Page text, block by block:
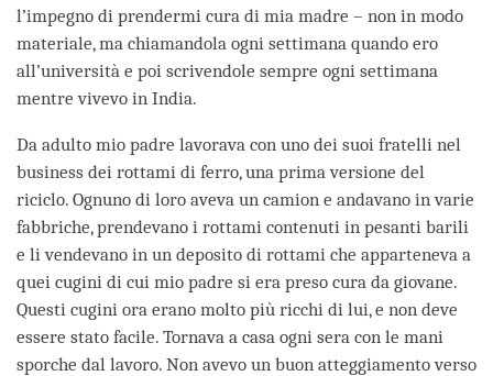
l’impegno di prendermi cura di mia madre – non in modo
materiale, ma chiamandola ogni settimana quando ero
all’università e poi scrivendole sempre ogni settimana
mentre vivevo in India.
Da adulto mio padre lavorava con uno dei suoi fratelli nel
business dei rottami di ferro, una prima versione del
riciclo. Ognuno di loro aveva un camion e andavano in varie
fabbriche, prendevano i rottami contenuti in pesanti barili
e li vendevano in un deposito di rottami che apparteneva a
quei cugini di cui mio padre si era preso cura da giovane.
Questi cugini ora erano molto più ricchi di lui, e non deve
essere stato facile. Tornava a casa ogni sera con le mani
sporche dal lavoro. Non avevo un buon atteggiamento verso